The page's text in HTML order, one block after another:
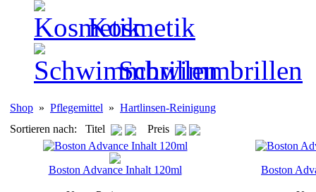
Kosmetik
Schwimmbrillen
Shop » Pflegemittel » Hartlinsen-Reinigung
Sortieren nach: Titel
Preis
Boston Advance Inhalt 120ml Boston